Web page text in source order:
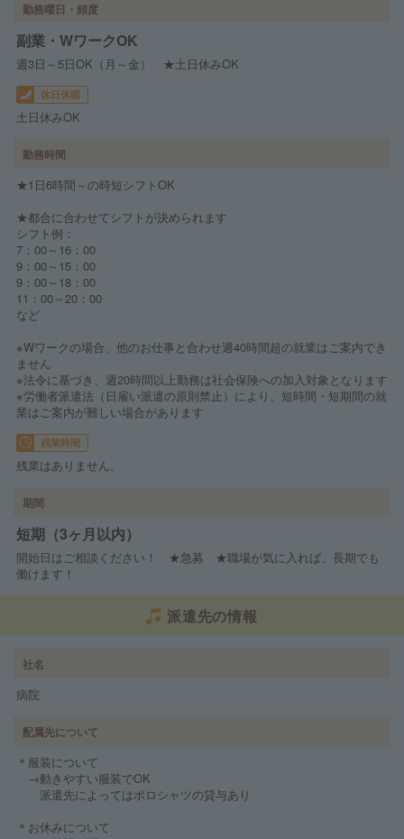
勤務曜日・頻度
副業・WワークOK
週3日～5日OK（月～金） ★土日休みOK
休日休暇
土日休みOK
勤務時間
★1日6時間～の時短シフトOK
★都合に合わせてシフトが決められます
シフト例：
7：00～16：00
9：00～15：00
9：00～18：00
11：00～20：00
など
※Wワークの場合、他のお仕事と合わせ週40時間超の就業はご案内でき
ません
※法令に基づき、週20時間以上勤務は社会保険への加入対象となります
※労働者派遣法（日雇い派遣の原則禁止）により、短時間・短期間の就
業はご案内が難しい場合があります
残業時間
残業はありません。
期間
短期（3ヶ月以内）
開始日はご相談ください！ ★急募 ★職場が気に入れば、長期でも
働けます！
派遣先の情報
社名
病院
配属先について
＊服装について
→動きやすい服装でOK
派遣先によってはポロシャツの貸与あり
＊お休みについて